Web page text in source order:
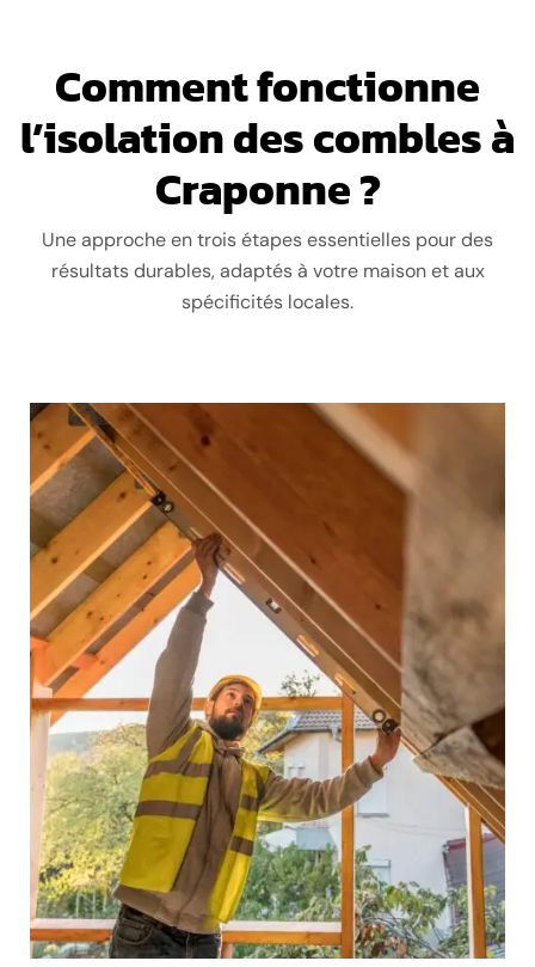
Comment fonctionne
l’isolation des combles à
Craponne ?
Une approche en trois étapes essentielles pour des
résultats durables, adaptés à votre maison et aux
spécificités locales.